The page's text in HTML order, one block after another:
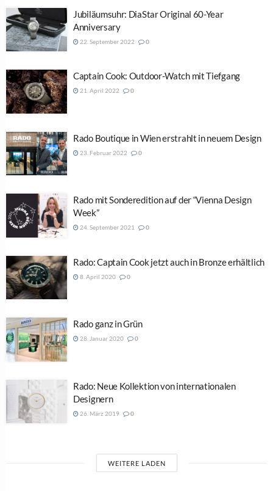
Jubiläumsuhr: DiaStar Original 60-Year
Anniversary
22. September 2022 0
Captain Cook: Outdoor-Watch mit Tiefgang
21. April 2022 0
Rado Boutique in Wien erstrahlt in neuem Design
23. Februar 2022 0
Rado mit Sonderedition auf der “Vienna Design
Week”
24. September 2021 0
Rado: Captain Cook jetzt auch in Bronze erhältlich
8. April 2020 0
Rado ganz in Grün
28. Januar 2020 0
Rado: Neue Kollektion von internationalen
Designern
26. März 2019 0
WEITERE LADEN